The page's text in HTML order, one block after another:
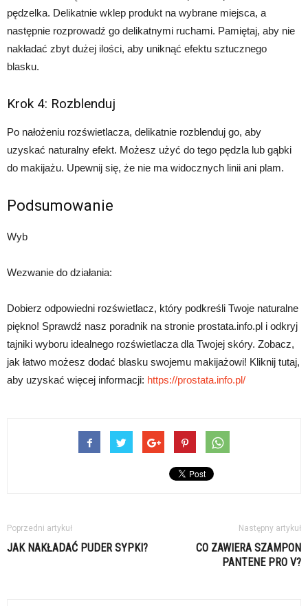
pędzelka. Delikatnie wklep produkt na wybrane miejsca, a
następnie rozprowadź go delikatnymi ruchami. Pamiętaj, aby nie
nakładać zbyt dużej ilości, aby uniknąć efektu sztucznego
blasku.
Krok 4: Rozblenduj
Po nałożeniu rozświetlacza, delikatnie rozblenduj go, aby
uzyskać naturalny efekt. Możesz użyć do tego pędzla lub gąbki
do makijażu. Upewnij się, że nie ma widocznych linii ani plam.
Podsumowanie
Wyb
Wezwanie do działania:
Dobierz odpowiedni rozświetlacz, który podkreśli Twoje naturalne
piękno! Sprawdź nasz poradnik na stronie prostata.info.pl i odkryj
tajniki wyboru idealnego rozświetlacza dla Twojej skóry. Zobacz,
jak łatwo możesz dodać blasku swojemu makijażowi! Kliknij tutaj,
aby uzyskać więcej informacji: https://prostata.info.pl/
Poprzedni artykuł
JAK NAKŁADAĆ PUDER SYPKI?
Następny artykuł
CO ZAWIERA SZAMPON
PANTENE PRO V?